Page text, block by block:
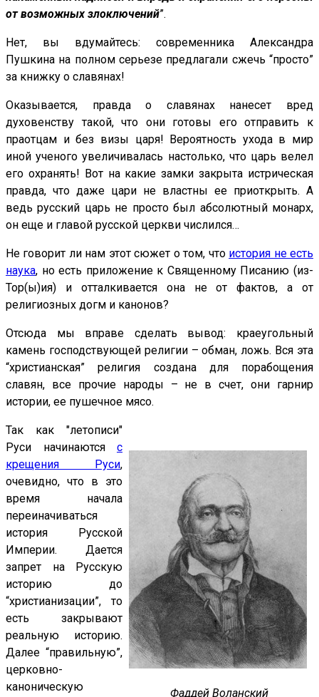
от возможных злоключений”.
Нет, вы вдумайтесь: современника Александра
Пушкина на полном серьезе предлагали сжечь “просто”
за книжку о славянах!
Оказывается, правда о славянах нанесет вред
духовенству такой, что они готовы его отправить к
праотцам и без визы царя! Вероятность ухода в мир
иной ученого увеличивалась настолько, что царь велел
его охранять! Вот на какие замки закрыта истрическая
правда, что даже цари не властны ее приоткрыть. А
ведь русский царь не просто был абсолютный монарх,
он еще и главой русской церкви числился…
Не говорит ли нам этот сюжет о том, что история не есть
наука, но есть приложение к Священному Писанию (из-
Тор(ы)ия) и отталкивается она не от фактов, а от
религиозных догм и канонов?
Отсюда мы вправе сделать вывод: краеугольный
камень господствующей религии – обман, ложь. Вся эта
“христианская” религия создана для порабощения
славян, все прочие народы – не в счет, они гарнир
истории, ее пушечное мясо.
Фаддей Воланский
Так как "летописи"
Руси начинаются с
крещения Руси,
очевидно, что в это
время начала
переиначиваться
история Русской
Империи. Дается
запрет на Русскую
историю до
“христианизации”, то
есть закрывают
реальную историю.
Далее “правильную”,
церковно-
каноническую